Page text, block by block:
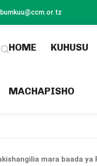
HOME(current)
KUHUSU
MACHAPISHO
mara baada ya